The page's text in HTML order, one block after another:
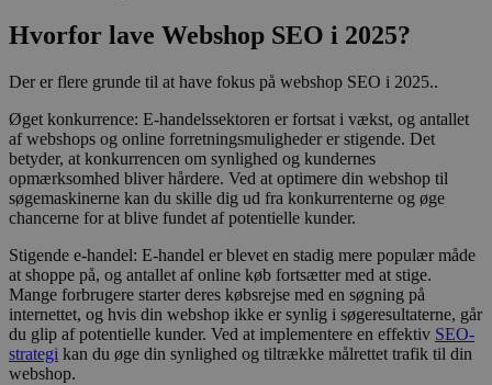
Hvorfor lave Webshop SEO i 2025?
Der er flere grunde til at have fokus på webshop SEO i 2025..
Øget konkurrence: E-handelssektoren er fortsat i vækst, og antallet
af webshops og online forretningsmuligheder er stigende. Det
betyder, at konkurrencen om synlighed og kundernes
opmærksomhed bliver hårdere. Ved at optimere din webshop til
søgemaskinerne kan du skille dig ud fra konkurrenterne og øge
chancerne for at blive fundet af potentielle kunder.
Stigende e-handel: E-handel er blevet en stadig mere populær måde
at shoppe på, og antallet af online køb fortsætter med at stige.
Mange forbrugere starter deres købsrejse med en søgning på
internettet, og hvis din webshop ikke er synlig i søgeresultaterne, går
du glip af potentielle kunder. Ved at implementere en effektiv SEO-
strategi kan du øge din synlighed og tiltrække målrettet trafik til din
webshop.